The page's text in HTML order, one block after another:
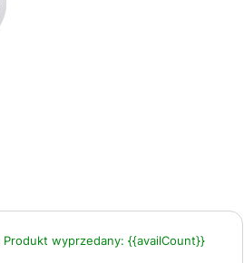
Produkt wyprzedany: {{availCount}}